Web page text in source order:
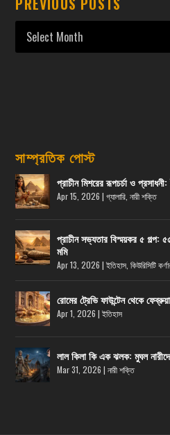
সাম্প্রতিক পোস্ট
প্রাচীন মিশরের রূপচর্চা ও
Apr 15, 2026 |গ্যালারি ,নারী শক্তি
প্রাচীন সভ্যতার বিস্ময়কর ৫ গল্প:
মমি
Apr 13, 2026 |ইতিহাস ,কিউরিসিটি
রোমের ট্রেভি ফাউন্টেন থেকে
Apr 1, 2026 |ইতিহাস
লাল কিলা কি এক ঝলক: মুঘল
Mar 31, 2026 |নারী শক্তি